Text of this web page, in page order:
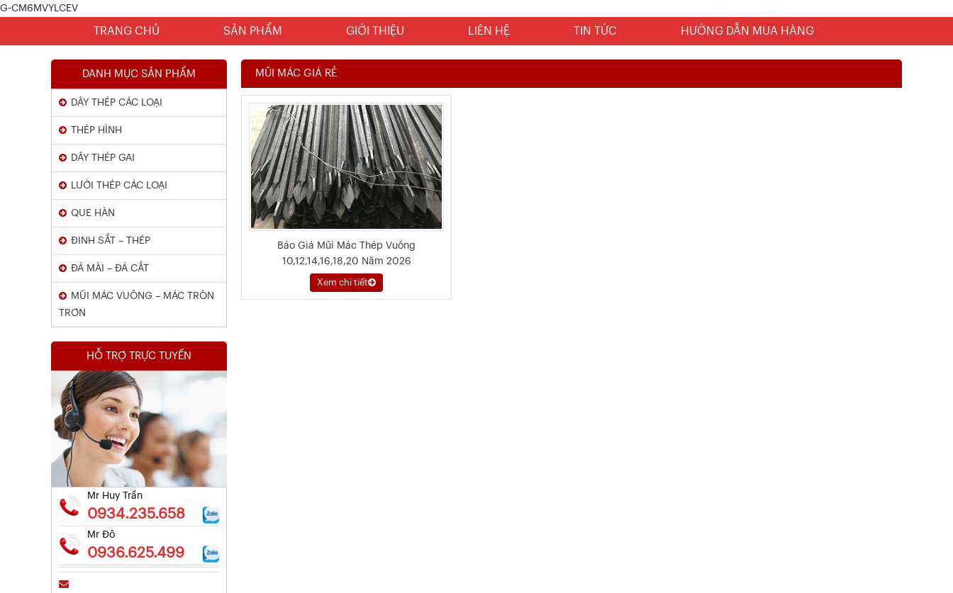
G-CM6MVYLCEV
TRANG CHỦ SẢN PHẨM GIỚI THIỆU LIÊN HỆ TIN TỨC HƯỚNG DẪN MUA HÀNG
MŨI MÁC GIÁ RẺ
Báo Giá Mũi Mác Thép Vuông
10,12,14,16,18,20 Năm 2026
Xem chi tiết
DANH MỤC SẢN PHẨM
DÂY THÉP CÁC LOẠI
THÉP HÌNH
DÂY THÉP GAI
LƯỚI THÉP CÁC LOẠI
QUE HÀN
ĐINH SẮT – THÉP
ĐÁ MÀI – ĐÁ CẮT
MŨI MÁC VUÔNG – MÁC TRÒN
TRƠN
HỖ TRỢ TRỰC TUYẾN
Mr Huy Trần
0934.235.658
Mr Đô
0936.625.499
Chứng Chỉ Dây Mạ Kẽm Nhúng
Nóng
Kết Quả Thử Nghiệm Lưới Tô Tường
Xem chi tiết